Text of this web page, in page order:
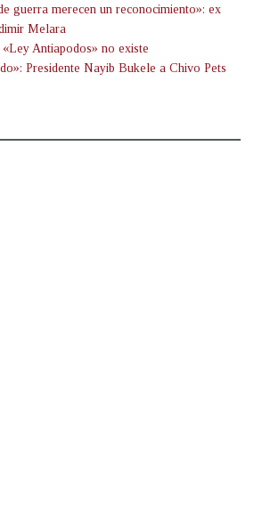
guerra merecen un reconocimiento»: ex
Melara
Antiapodos» no existe
Presidente Nayib Bukele a Chivo Pets